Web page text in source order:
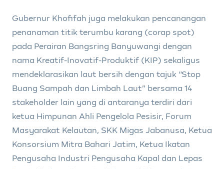
Gubernur Khofifah juga melakukan pencanangan
penanaman titik terumbu karang (corap spot)
pada Perairan Bangsring Banyuwangi dengan
nama Kreatif-Inovatif-Produktif (KIP) sekaligus
mendeklarasikan laut bersih dengan tajuk “Stop
Buang Sampah dan Limbah Laut” bersama 14
stakeholder lain yang di antaranya terdiri dari
ketua Himpunan Ahli Pengelola Pesisir, Forum
Masyarakat Kelautan, SKK Migas Jabanusa, Ketua
Konsorsium Mitra Bahari Jatim, Ketua Ikatan
Pengusaha Industri Pengusaha Kapal dan Lepas